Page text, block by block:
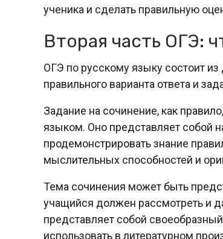
ученика и сделать правильную
Вторая часть ОГЭ:
ОГЭ по русскому языку состоит
правильного варианта ответа и
Задание на сочинение, как
языком. Оно представляет собой
продемонстрировать знание
мыслительных способностей и
Тема сочинения может быть
учащийся должен рассмотреть и
представляет собой
использовать в литературном